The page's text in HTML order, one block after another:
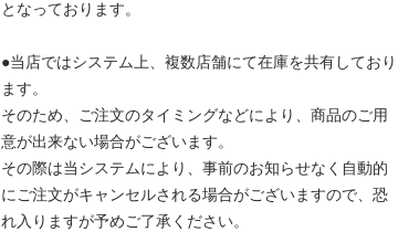
となっております。
●当店ではシステム上、複数店舗にて在庫を共有しており
ます。
そのため、ご注文のタイミングなどにより、商品のご用
意が出来ない場合がございます。
その際は当システムにより、事前のお知らせなく自動的
にご注文がキャンセルされる場合がございますので、恐
れ入りますが予めご了承ください。